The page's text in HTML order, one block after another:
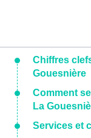
Chiffres
Gouesnière
Comment
La
Services et